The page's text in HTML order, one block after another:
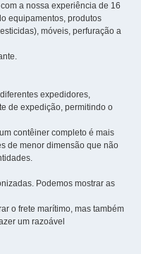
a nossa experiência de 16
equipamentos, produtos
móveis, perfuração a
expedidores,
de expedição, permitindo o
contêiner completo é mais
de menor dimensão que não
Podemos mostrar as
o frete marítimo, mas também
um razoável